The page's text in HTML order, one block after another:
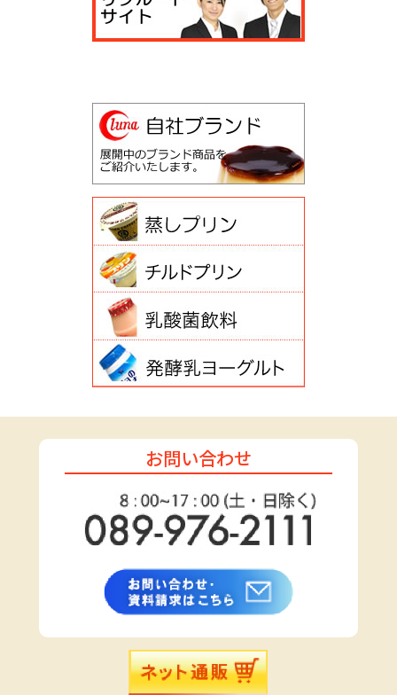
お問い合わせ